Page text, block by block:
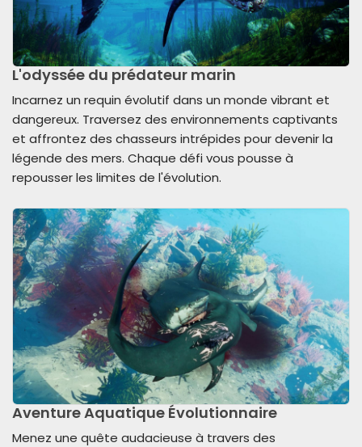
L'odyssée du prédateur marin
Incarnez un requin évolutif dans un monde vibrant et
dangereux. Traversez des environnements captivants
et affrontez des chasseurs intrépides pour devenir la
légende des mers. Chaque défi vous pousse à
repousser les limites de l'évolution.
Aventure Aquatique Évolutionnaire
Menez une quête audacieuse à travers des